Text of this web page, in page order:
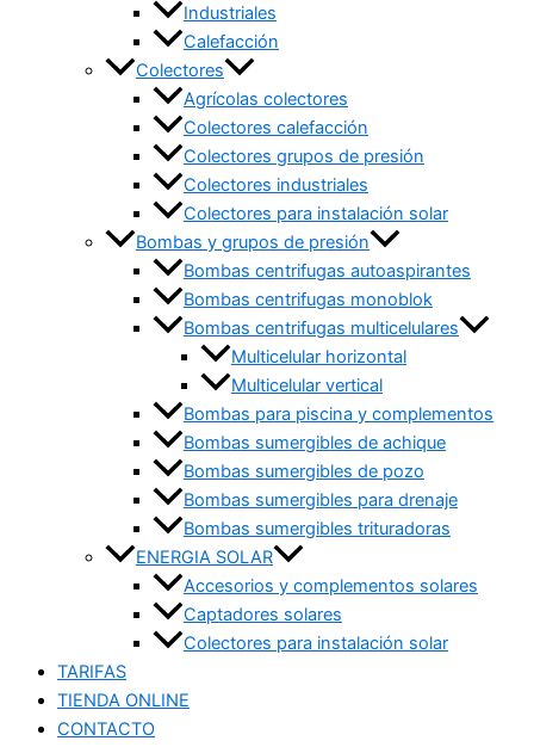
Industriales
Calefacción
Colectores
Agrícolas colectores
Colectores calefacción
Colectores grupos de presión
Colectores industriales
Colectores para instalación solar
Bombas y grupos de presión
Bombas centrifugas autoaspirantes
Bombas centrifugas monoblok
Bombas centrifugas multicelulares
Multicelular horizontal
Multicelular vertical
Bombas para piscina y complementos
Bombas sumergibles de achique
Bombas sumergibles de pozo
Bombas sumergibles para drenaje
Bombas sumergibles trituradoras
ENERGIA SOLAR
Accesorios y complementos solares
Captadores solares
Colectores para instalación solar
TARIFAS
TIENDA ONLINE
CONTACTO